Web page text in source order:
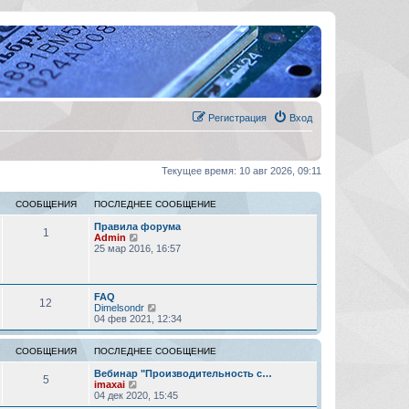
Вход
Регистрация
Текущее время: 10 авг 2026, 09:11
СООБЩЕНИЯ ПОСЛЕДНЕЕ СООБЩЕНИЕ
1
Правила форума
Admin
е
и
к
п
о
с
л
е
н
е
25 мар 2016, 16:57
12
FAQ
Dimelsondr
е
р
е
й
т
и
п
о
04 фев 2021, 12:34
СООБЩЕНИЯ ПОСЛЕДНЕЕ СООБЩЕНИЕ
5
Вебинар "Производительность с…
imaxai
е
р
04 дек 2020, 15:45